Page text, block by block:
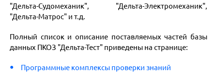
"Дельта-Судомеханик", "Дельта-Электромеханик",
"Дельта-Матрос" и т.д.
Полный список и описание поставляемых частей базы
данных ПКОЗ "Дельта-Тест" приведены на странице:
Программные комплексы проверки знаний